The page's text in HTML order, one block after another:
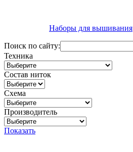
Наборы для вышивания
Поиск по сайту:
Техника
Состав ниток
Схема
Производитель
Показать